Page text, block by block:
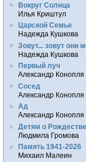
Вокруг Солнца
Илья Криштул
Царской Семье
Надежда Кушкова
Зовут... зовут они
Надежда Кушкова
Первый луч
Александр Конопля
Сосед
Александр Конопля
Ад
Александр Конопля
Детям о
Людмила Громова
Память 1941-2026
Михаил Малеин